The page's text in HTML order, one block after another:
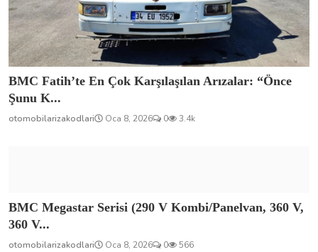
BMC Fatih’te En Çok Karşılaşılan Arızalar: “Önce
Şunu K...
otomobilarizakodlari Oca 8, 2026 0 3.4k
BMC Megastar Serisi (290 V Kombi/Panelvan, 360 V,
360 V...
otomobilarizakodlari Oca 8, 2026 0 566